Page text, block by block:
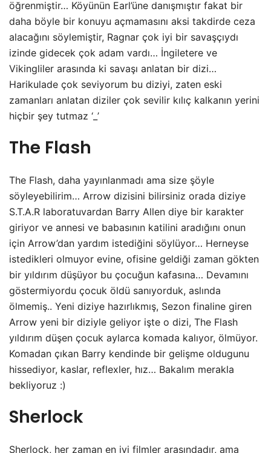
öğrenmiştir… Köyünün Earl’üne danışmıştır fakat bir
daha böyle bir konuyu açmamasını aksi takdirde ceza
alacağını söylemiştir, Ragnar çok iyi bir savaşçıydı
izinde gidecek çok adam vardı… İngiletere ve
Vikingliler arasında ki savaşı anlatan bir dizi…
Harikulade çok seviyorum bu diziyi, zaten eski
zamanları anlatan diziler çok sevilir kılıç kalkanın yerini
hiçbir şey tutmaz ‘_’
The Flash
The Flash, daha yayınlanmadı ama size şöyle
söyleyebilirim… Arrow dizisini bilirsiniz orada diziye
S.T.A.R laboratuvardan Barry Allen diye bir karakter
giriyor ve annesi ve babasının katilini aradığını onun
için Arrow’dan yardım istediğini söylüyor… Herneyse
istedikleri olmuyor evine, ofisine geldiği zaman gökten
bir yıldırım düşüyor bu çocuğun kafasına… Devamını
göstermiyordu çocuk öldü sanıyorduk, aslında
ölmemiş.. Yeni diziye hazırlıkmış, Sezon finaline giren
Arrow yeni bir diziyle geliyor işte o dizi, The Flash
yıldırım düşen çocuk aylarca komada kalıyor, ölmüyor.
Komadan çıkan Barry kendinde bir gelişme oldugunu
hissediyor, kaslar, reflexler, hız… Bakalım merakla
bekliyoruz :)
Sherlock
Sherlock, her zaman en iyi filmler arasındadır, ama